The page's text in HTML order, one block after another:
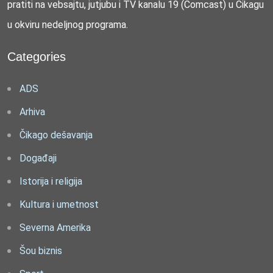
pratiti na vebsajtu, jutjubu i TV kanalu 19 (Comcast) u Čikagu
u okviru nedeljnog programa.
Categories
ADS
Arhiva
Čikago dešavanja
Događaji
Istorija i religija
Kultura i umetnost
Severna Amerika
Šou biznis